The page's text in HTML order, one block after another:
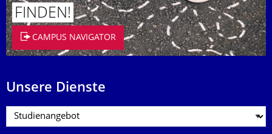
FINDEN!
CAMPUS NAVIGATOR
Unsere Dienste